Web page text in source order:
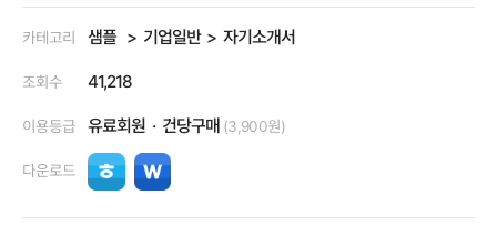
카테고리 샘플 기업일반 자기소개서
조회수 41,218
이용등급 유료회원 건당구매 (3,900원)
다운로드